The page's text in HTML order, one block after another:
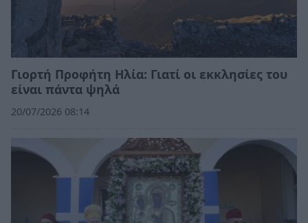
Γιορτή Προφήτη Ηλία: Γιατί οι εκκλησίες του
είναι πάντα ψηλά
20/07/2026 08:14